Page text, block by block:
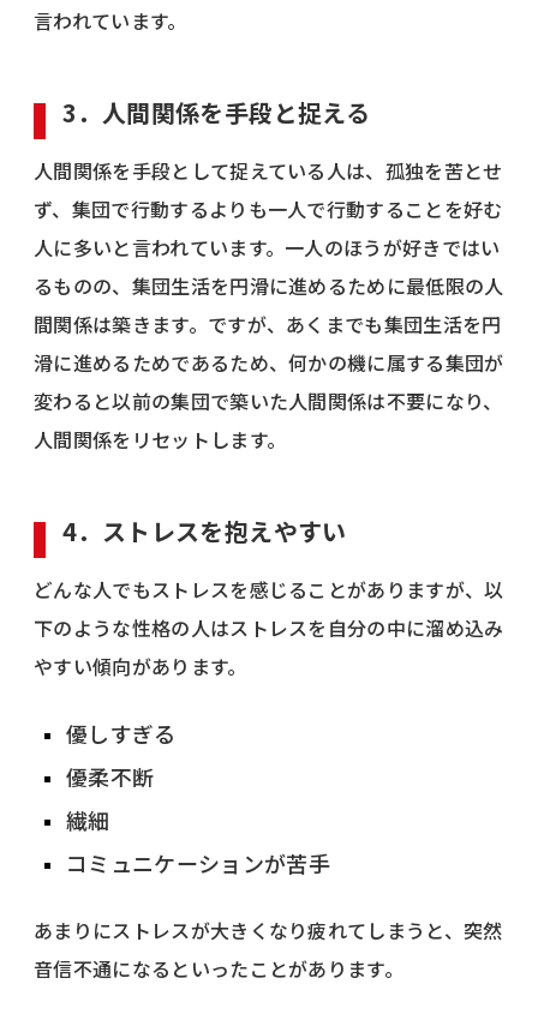
言われています。
3．人間関係を手段と捉える
人間関係を手段として捉えている人は、孤独を苦とせ
ず、集団で行動するよりも一人で行動することを好む
人に多いと言われています。一人のほうが好きではい
るものの、集団生活を円滑に進めるために最低限の人
間関係は築きます。ですが、あくまでも集団生活を円
滑に進めるためであるため、何かの機に属する集団が
変わると以前の集団で築いた人間関係は不要になり、
人間関係をリセットします。
4．ストレスを抱えやすい
どんな人でもストレスを感じることがありますが、以
下のような性格の人はストレスを自分の中に溜め込み
やすい傾向があります。
優しすぎる
優柔不断
繊細
コミュニケーションが苦手
あまりにストレスが大きくなり疲れてしまうと、突然
音信不通になるといったことがあります。